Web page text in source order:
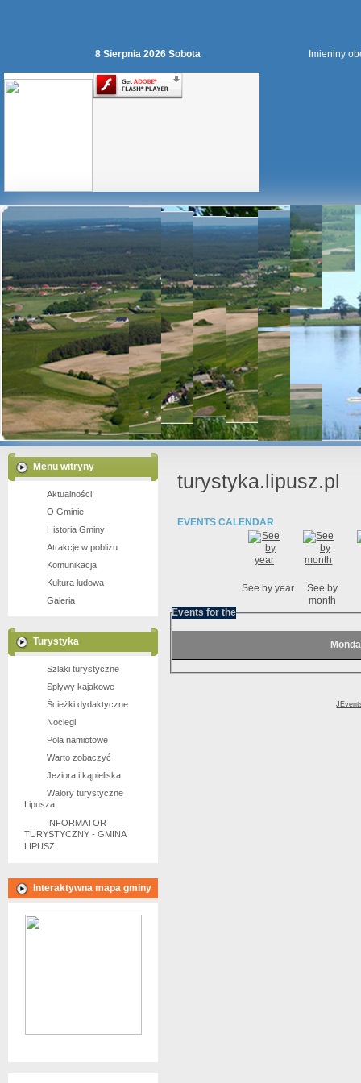
8 Sierpnia 2026 Sobota Imieniny
Gmina Lipusz z lotu ptaka
Jezioro Lubiszewo
Młyn wodny w Lipuszu
Stara Chata nad Jeziorem Wieckie
Menu witryny
Aktualności
O Gminie
Historia Gminy
Atrakcje w pobliżu
Komunikacja
Kultura ludowa
Galeria
Turystyka
Szlaki turystyczne
Spływy kajakowe
Ścieżki dydaktyczne
Noclegi
Pola namiotowe
Warto zobaczyć
Jeziora i kąpieliska
Walory turystyczne
Lipusza
INFORMATOR
TURYSTYCZNY - GMINA
LIPUSZ
Interaktywna mapa gminy
turystyka.lipusz.pl
EVENTS CALENDAR
See by year
See by
month
Events for the